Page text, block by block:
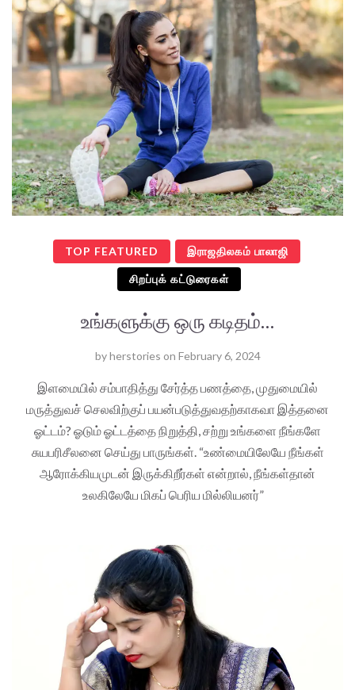
TOP FEATURED இராஜதிலகம் பாலாஜி
சிறப்புக் கட்டுரைகள்
உங்களுக்கு ஒரு கடிதம்…
byherstories on February 6, 2024
இளமையில் சம்பாதித்து சேர்த்த பணத்தை, முதுமையில்
மருத்துவச் செலவிற்குப் பயன்படுத்துவதற்காகவா இத்தனை
ஓட்டம்? ஓடும் ஓட்டத்தை நிறுத்தி, சற்று உங்களை நீங்களே
சுயபரிசீலனை செய்து பாருங்கள். “உண்மையிலேயே நீங்கள்
ஆரோக்கியமுடன் இருக்கிறீர்கள் என்றால், நீங்கள்தான்
உலகிலேயே மிகப் பெரிய மில்லியனர்”